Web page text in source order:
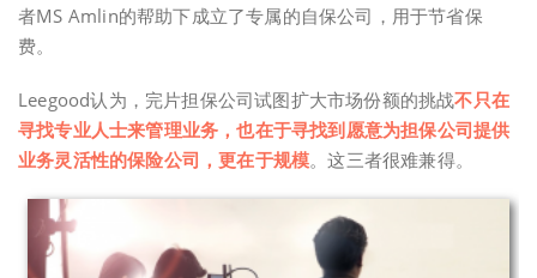
者MS Amlin的帮助下成立了专属的自保公司，用于节省保
费。
Leegood认为，完片担保公司试图扩大市场份额的挑战不只在
寻找专业人士来管理业务，也在于寻找到愿意为担保公司提供
业务灵活性的保险公司，更在于规模。这三者很难兼得。